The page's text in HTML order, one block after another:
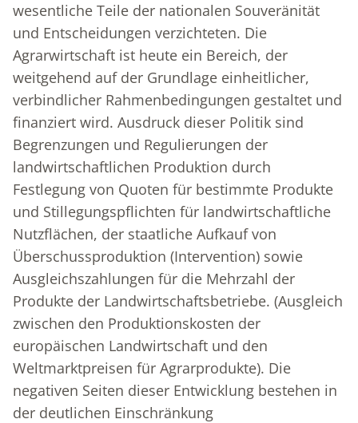
wesentliche Teile der nationalen Souveränität
und Entscheidungen verzichteten. Die
Agrarwirtschaft ist heute ein Bereich, der
weitgehend auf der Grundlage einheitlicher,
verbindlicher Rahmenbedingungen gestaltet und
finanziert wird. Ausdruck dieser Politik sind
Begrenzungen und Regulierungen der
landwirtschaft­lichen Produktion durch
Festlegung von Quoten für bestimmte Produkte
und Stillegungspflichten für landwirtschaftliche
Nutzflächen, der staatliche Aufkauf von
Überschussproduktion (Intervention) sowie
Ausgleichszahlungen für die Mehrzahl der
Produkte der Landwirtschaftsbetriebe. (Ausgleich
zwischen den Produktionskosten der
europäischen Landwirtschaft und den
Weltmarktpreisen für Agrarprodukte). Die
negativen Seiten dieser Entwicklung bestehen in
der deutlichen Einschränkung